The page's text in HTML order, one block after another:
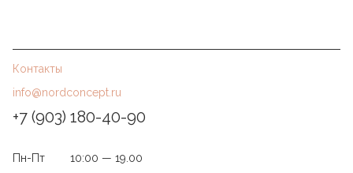
Контакты
info@nordconcept.ru
+7 (903) 180-40-90
Пн-Пт
10:00 — 19.00